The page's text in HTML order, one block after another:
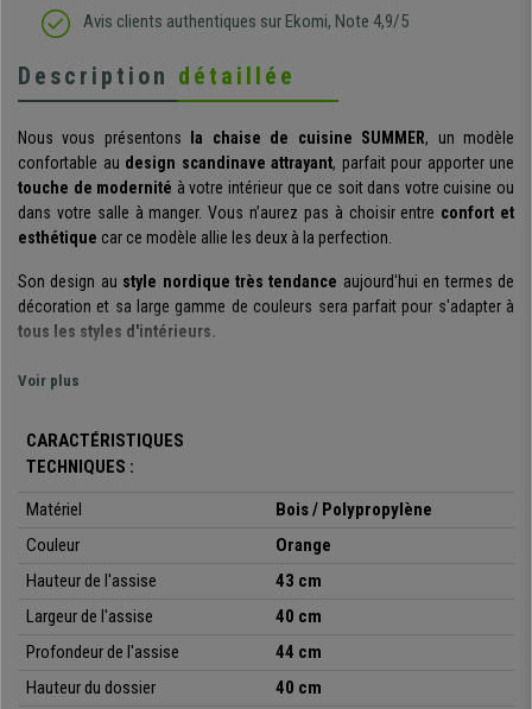
Avis clients authentiques sur Ekomi, Note 4,9/5
Description détaillée
Nous vous présentons la chaise de cuisine SUMMER, un modèle
confortable au design scandinave attrayant, parfait pour apporter une
touche de modernité à votre intérieur que ce soit dans votre cuisine ou
dans votre salle à manger. Vous n’aurez pas à choisir entre confort et
esthétique car ce modèle allie les deux à la perfection.
Son design au style nordique très tendance aujourd'hui en termes de
décoration et sa large gamme de couleurs sera parfait pour s'adapter à
tous les styles d'intérieurs.
De par ses formes elle assurera une
dossier et l'assise sont en plastique renforcé et se caractérisent par
uneépaisseur supérieure
chaises.
De plus elle a été conçue avec des matériaux de qualité
structure est composée de pieds en hêtre, renforcés par des embouts
Les extrémités des pieds ont des caoutchoucs antidérapants, vous
pouvez donc utiliser la chaise en toute sécurité tout en protégeant votre
Voir plus
CARACTÉRISTIQUES
TECHNIQUES :
Matériel
Bois / Polypropylène
Couleur
Orange
Hauteur de l'assise
43 cm
Largeur de l'assise
40 cm
Profondeur de l'assise
44 cm
Hauteur du dossier
40 cm